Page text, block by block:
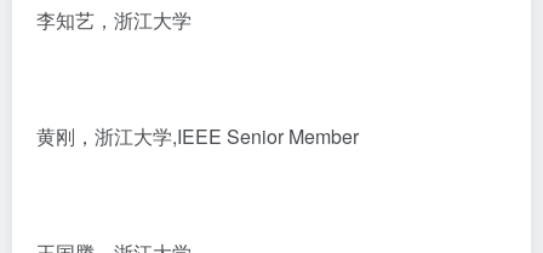
李知艺，浙江大学
黄刚，浙江大学,IEEE Senior Member